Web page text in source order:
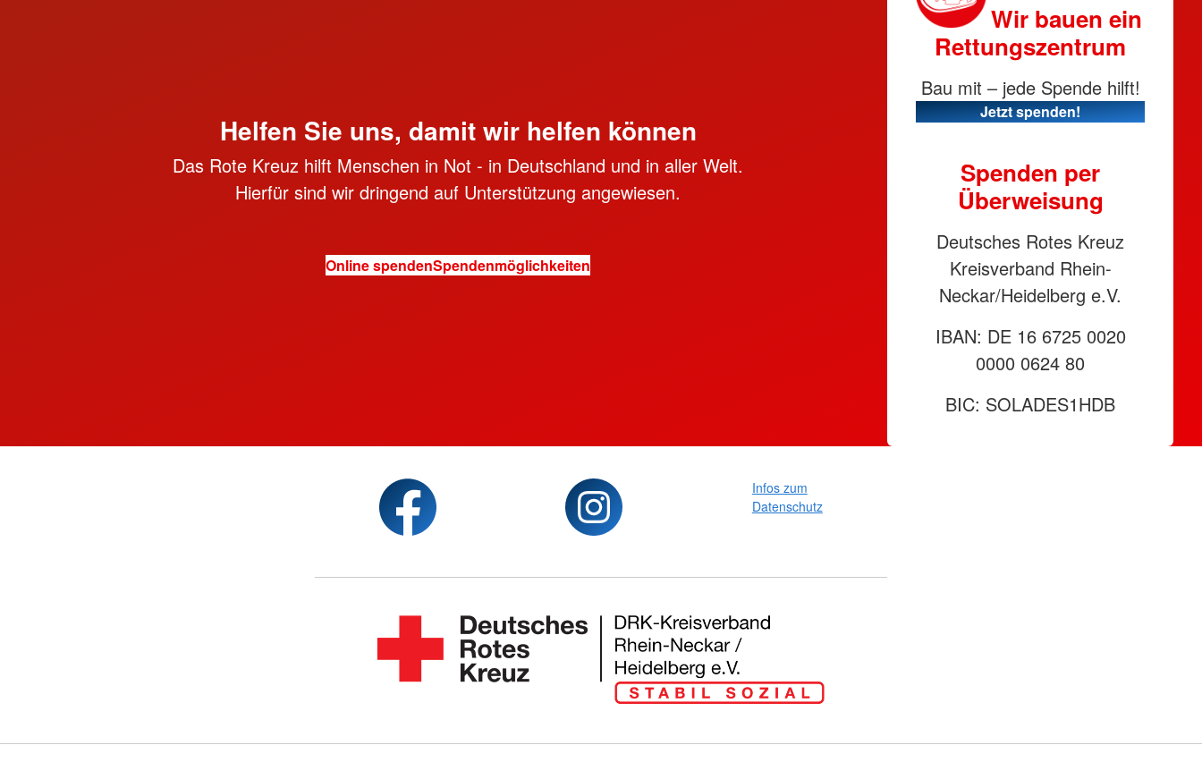
Helfen Sie uns, damit wir helfen können
Das Rote Kreuz hilft Menschen in Not - in Deutschland und in aller Welt.
Hierfür sind wir dringend auf Unterstützung angewiesen.
Online spendenSpendenmöglichkeiten
Wir bauen ein
Rettungszentrum
Bau mit – jede Spende hilft!
Jetzt spenden!
Spenden per
Überweisung
Deutsches Rotes Kreuz
Kreisverband Rhein-
Neckar/Heidelberg e.V.
IBAN: DE 16 6725 0020
0000 0624 80
BIC: SOLADES1HDB
Infos zum
Datenschutz